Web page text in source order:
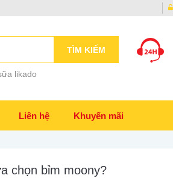
TÌM KIẾM
likado
Liên hệ Khuyến mãi
chọn bỉm moony?